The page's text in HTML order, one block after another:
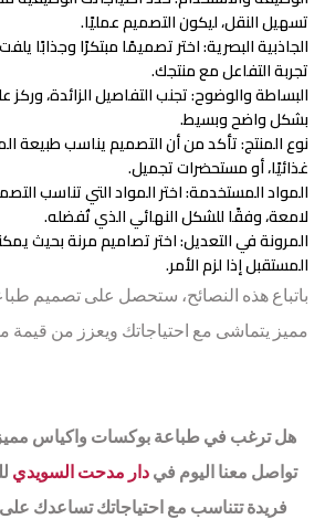
تسهيل النقل، ليكون التصميم عمليًا.
الجاذبية البصرية: اختر تصميمًا مبتكرًا وجذابًا
تجربة التفاعل مع منتجك.
البساطة والوضوح: تجنب التفاصيل الزائدة،
بشكل واضح وبسيط.
نوع المنتج: تأكد من أن التصميم يناسب طبيعة
غذائيًا، أو مستحضرات تجميل.
المواد المستخدمة: اختر المواد التي تناسب
لامعة، وفقًا للشكل النهائي الذي تُفضله.
المرونة في التعديل: اختر تصاميم مرنة بحيث
المستقبل إذا لزم الأمر.
باتباع هذه النصائح، ستحصل على تصميم
مميز يتماشى مع احتياجاتك ويعزز من قيمة
هل ترغب في طباعة بوكسات واكياس
تواصل معنا اليوم في دار مدحت السويدي
فريدة تتناسب مع احتياجاتك تساعدك